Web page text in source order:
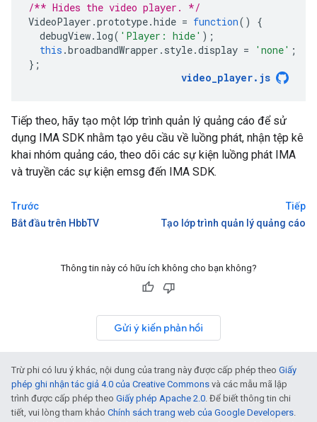
/** Hides the video player. */
VideoPlayer .prototype.hide = function()
{
debugView. log( 'Player: hide' );
this .broadbandWrapper . style.display = 'none' ;
};
video_player. js
Tiếp theo, hãy tạo một lớp trình quản lý quảng cáo để sử
dụng IMA SDK nhằm tạo yêu cầu về luồng phát, nhận tệp kê
khai nhóm quảng cáo, theo dõi các sự kiện luồng phát IMA
và truyền các sự kiện emsg đến IMA SDK.
Trước
Bắt đầu trên HbbTV
Tiếp
Tạo lớp trình quản lý quảng cáo
Thông tin này có hữu ích không cho bạn không?
Gửi ý kiến phản hồi
Trừ phi có lưu ý khác, nội dung của trang này được cấp phép theo Giấy
phép ghi nhận tác giả 4.0 của Creative Commons và các mẫu mã lập
trình được cấp phép theo Giấy phép Apache 2.0. Để biết thông tin chi
tiết, vui lòng tham khảo Chính sách trang web của Google Developers.